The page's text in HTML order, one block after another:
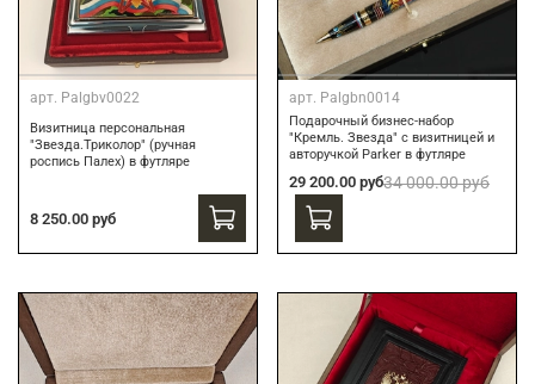
арт. Palgbv0022
Визитница персональная
"Звезда.Триколор" (ручная
роспись Палех) в футляре
8 250.00 руб
арт. Palgbn0014
Подарочный бизнес-набор
"Кремль. Звезда" с визитницей и
авторучкой Parker в футляре
29 200.00 руб34 000.00 руб